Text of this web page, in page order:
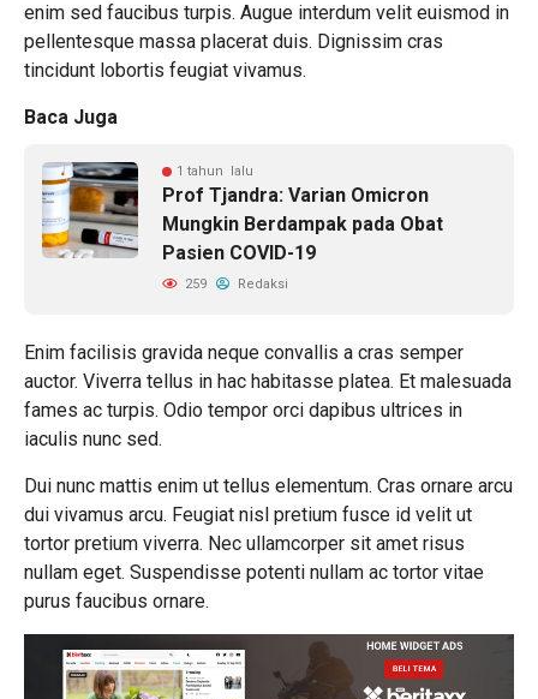
enim sed faucibus turpis. Augue interdum velit euismod in
pellentesque massa placerat duis. Dignissim cras
tincidunt lobortis feugiat vivamus.
Baca Juga
1 tahun lalu
Prof Tjandra: Varian Omicron
Mungkin Berdampak pada Obat
Pasien COVID-19
259 Redaksi
Enim facilisis gravida neque convallis a cras semper
auctor. Viverra tellus in hac habitasse platea. Et malesuada
fames ac turpis. Odio tempor orci dapibus ultrices in
iaculis nunc sed.
Dui nunc mattis enim ut tellus elementum. Cras ornare arcu
dui vivamus arcu. Feugiat nisl pretium fusce id velit ut
tortor pretium viverra. Nec ullamcorper sit amet risus
nullam eget. Suspendisse potenti nullam ac tortor vitae
purus faucibus ornare.